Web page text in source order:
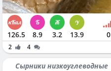
126.5 8.9 3.2 13.9 0
2 4
Сырники низкоуглеводные